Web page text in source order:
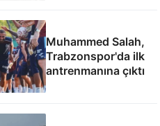
Muhammed Salah,
Trabzonspor'da ilk
antrenmanına çıktı